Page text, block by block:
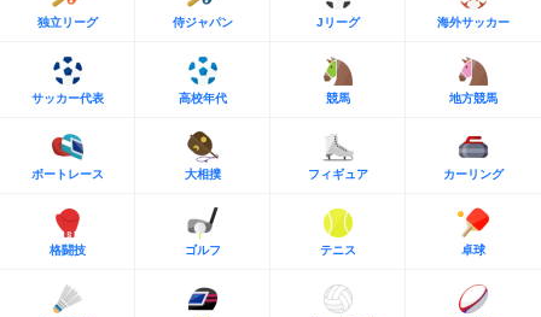
独立リーグ 侍ジャパン Jリーグ 海外サッカー
サッカー代表 高校年代 競馬 地方競馬
ボートレース 大相撲 フィギュア カーリング
格闘技 ゴルフ テニス 卓球